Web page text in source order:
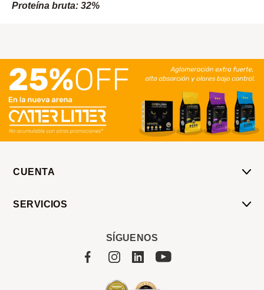
Proteína bruta: 32%
CUENTA
SERVICIOS
SÍGUENOS